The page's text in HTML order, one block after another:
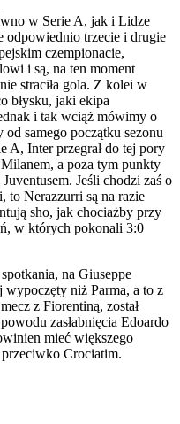
w Serie A, jak i Lidze
odpowiednio trzecie i drugie
czempionacie,
i są, na ten moment
straciła gola. Z kolei w
błysku, jaki ekipa
i tak wciąż mówimy o
samego początku sezonu
A, Inter przegrał do tej pory
a poza tym punkty
Jeśli chodzi zaś o
to Nerazzurri są na razie
sho, jak chociażby przy
w których pokonali 3:0
na Giuseppe
wypoczęty niż Parma, a to z
z Fiorentiną, został
zasłabnięcia Edoardo
mieć większego
Crociatim.